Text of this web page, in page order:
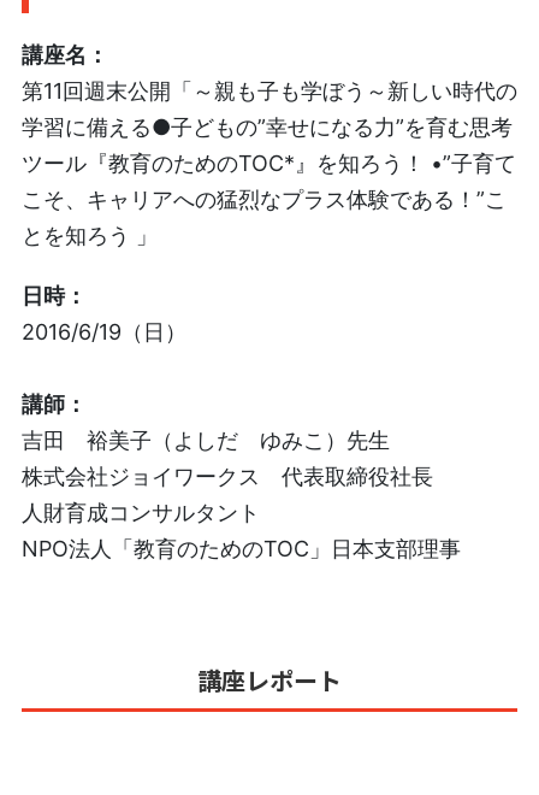
講座名：
第11回週末公開「～親も子も学ぼう～新しい時代の
学習に備える●子どもの”幸せになる力”を育む思考
ツール『教育のためのTOC*』を知ろう！ •”子育て
こそ、キャリアへの猛烈なプラス体験である！”こ
とを知ろう 」
日時：
2016/6/19（日）
講師：
吉田 裕美子（よしだ ゆみこ） 先生
株式会社ジョイワークス 代表取締役社長
人財育成コンサルタント
NPO法人「教育のためのTOC」日本支部理事
講座レポート